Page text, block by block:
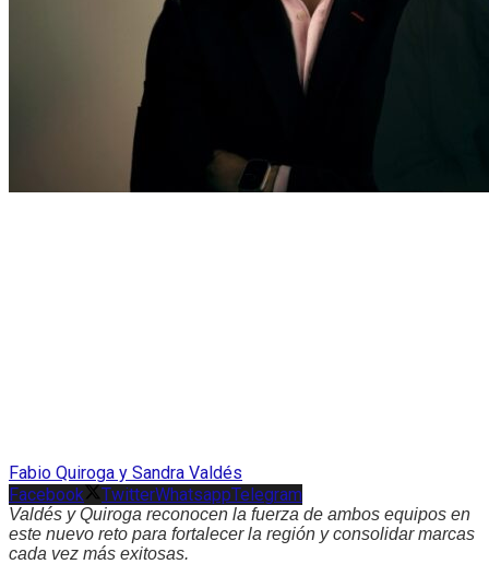
Fabio Quiroga y Sandra Valdés
Facebook
TwitterWhatsappTelegram
Valdés y Quiroga reconocen la fuerza de ambos equipos en
este nuevo reto para fortalecer la región y consolidar marcas
cada vez más exitosas.